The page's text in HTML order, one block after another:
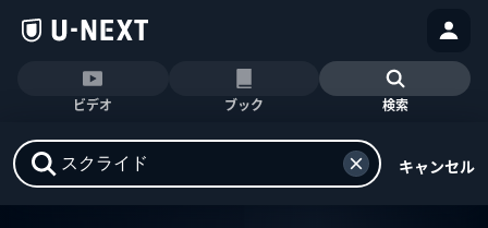
ビデオ ブック 検索
キャンセル